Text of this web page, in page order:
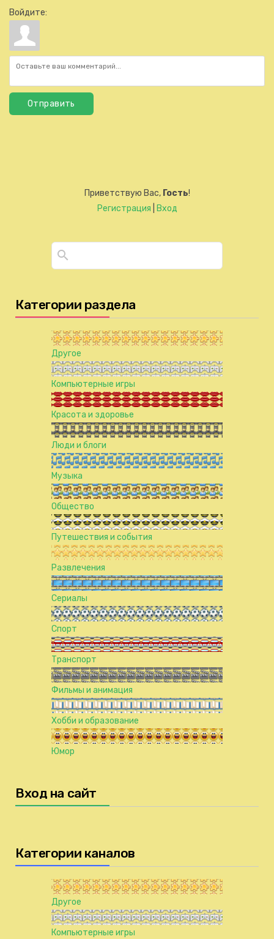
Войдите:
Отправить
Приветствую Вас, Гость!
Регистрация
Вход
Категории раздела
Другое
Компьютерные игры
Красота и здоровье
Люди и блоги
Музыка
Общество
Путешествия и события
Развлечения
Сериалы
Спорт
Транспорт
Фильмы и анимация
Хобби и образование
Юмор
Вход на сайт
Категории каналов
Другое
Компьютерные игры